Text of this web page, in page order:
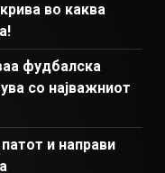
во каква
фудбалска
со најважниот
и направи